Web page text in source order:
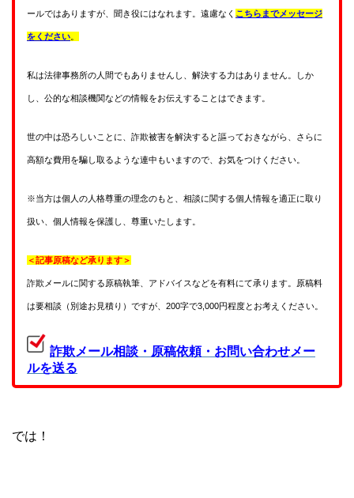
ールではありますが、聞き役にはなれます。遠慮なく こちらまでメッセージ
をください。
私は法律事務所の人間でもありませんし、解決する力はありません。しか
し、公的な相談機関などの情報をお伝えすることはできます。
世の中は恐ろしいことに、詐欺被害を解決すると謳っておきながら、さらに
高額な費用を騙し取るような連中もいますので、お気をつけください。
※当方は個人の人格尊重の理念のもと、相談に関する個人情報を適正に取り
扱い、個人情報を保護し、尊重いたします。
＜記事原稿など承ります＞
詐欺メールに関する原稿執筆、アドバイスなどを有料にて承ります。原稿料
は要相談（別途お見積り）ですが、200字で3,000円程度とお考えください。
詐欺メール相談・原稿依頼・お問い合わせメー
ルを送る
では！